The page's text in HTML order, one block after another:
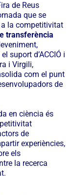
de Reus
que se
la competitivitat
transferència
suport d’ACCIÓ i
i Virgili,
com el punt
de
en ciència és
de
experiències,
els
la recerca